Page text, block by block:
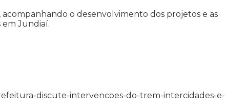
o desenvolvimento dos projetos e as
Jundiaí.
discute-intervencoes-do-trem-intercidades-e-